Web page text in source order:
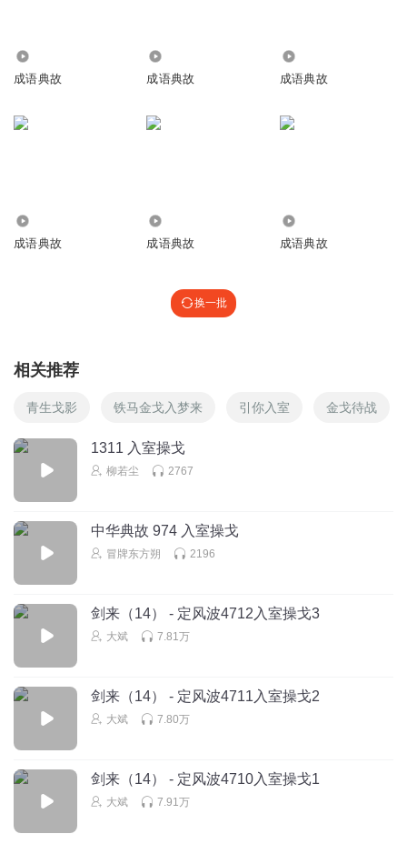
成语典故 成语典故 成语典故
成语典故 成语典故 成语典故
换一批
相关推荐
青生戈影 铁马金戈入梦来 引你入室 金戈待战
1311 入室操戈
柳若尘 2767
中华典故 974 入室操戈
冒牌东方朔 2196
剑来（14） - 定风波4712入室操戈3
大斌 7.81万
剑来（14） - 定风波4711入室操戈2
大斌 7.80万
剑来（14） - 定风波4710入室操戈1
大斌 7.91万